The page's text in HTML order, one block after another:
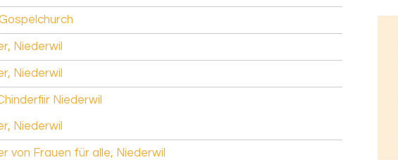
Niederwil
Niederwil
Niederwil
Niederwil
von Frauen für alle, Niederwil